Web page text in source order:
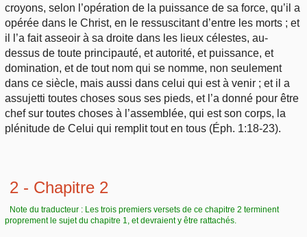
croyons, selon l’opération de la puissance de sa force, qu’il a
opérée dans le Christ, en le ressuscitant d’entre les morts ; et
il l’a fait asseoir à sa droite dans les lieux célestes, au-
dessus de toute principauté, et autorité, et puissance, et
domination, et de tout nom qui se nomme, non seulement
dans ce siècle, mais aussi dans celui qui est à venir ; et il a
assujetti toutes choses sous ses pieds, et l’a donné pour être
chef sur toutes choses à l’assemblée, qui est son corps, la
plénitude de Celui qui remplit tout en tous (Éph. 1:18-23).
2 - Chapitre 2
Note du traducteur : Les trois premiers versets de ce chapitre 2 terminent
proprement le sujet du chapitre 1, et devraient y être rattachés.